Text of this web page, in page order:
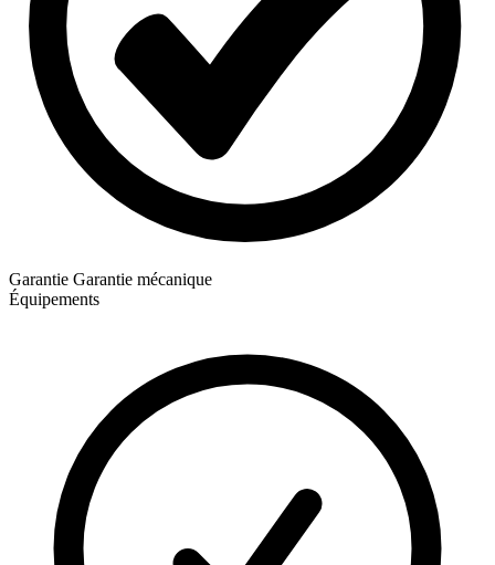
Garantie Garantie mécanique
Équipements